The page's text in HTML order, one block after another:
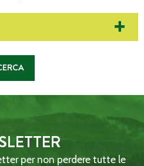
per non perdere tutte le